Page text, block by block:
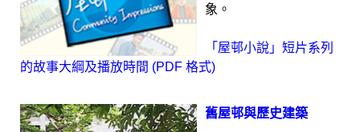
象。
「屋邨小說」短片系列
的故事大綱及播放時間 (PDF 格式)
舊屋邨與歷史建築